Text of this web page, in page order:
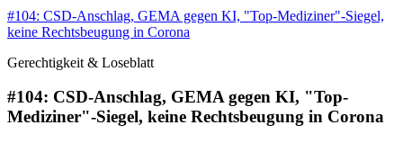
#104: CSD-Anschlag, GEMA gegen KI, "Top-Mediziner"-Siegel,
keine Rechtsbeugung in Corona
Gerechtigkeit & Loseblatt
#104: CSD-Anschlag, GEMA gegen KI, "Top-
Mediziner"-Siegel, keine Rechtsbeugung in Corona